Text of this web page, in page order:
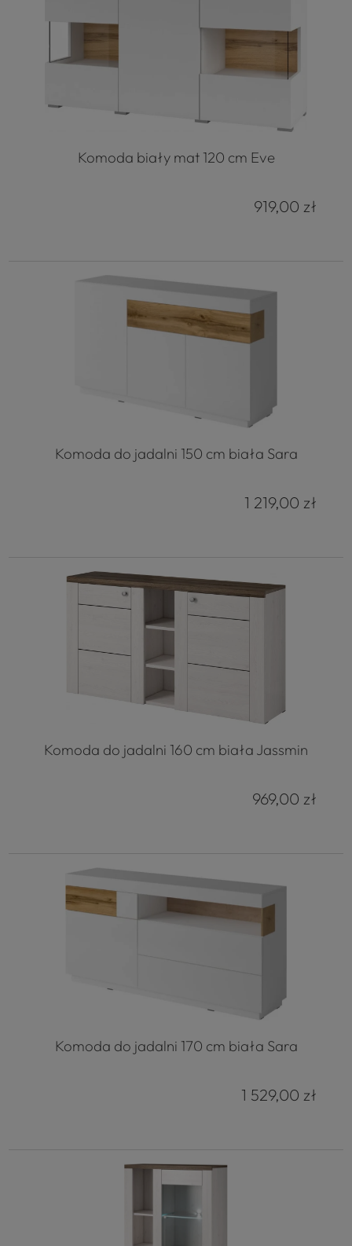
Komoda biały mat 120 cm Eve
919,00 zł
Komoda do jadalni 150 cm biała Sara
1 219,00 zł
Komoda do jadalni 160 cm biała Jassmin
969,00 zł
Komoda do jadalni 170 cm biała Sara
1 529,00 zł